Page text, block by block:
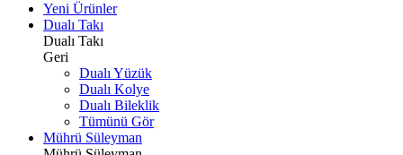
Yeni Ürünler
Dualı Takı
Dualı Takı
Geri
Dualı Yüzük
Dualı Kolye
Dualı Bileklik
Tümünü Gör
Mührü Süleyman